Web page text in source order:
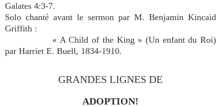
Galates 4:3-7.
Solo chanté avant le sermon par M. Benjamin Kincaid
Griffith :
« A Child of the King » (Un enfant du Roi)
par Harriet E. Buell, 1834-1910.
GRANDES LIGNES DE
ADOPTION!